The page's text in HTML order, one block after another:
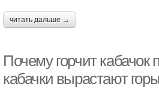
читать дальше →
Почему горчит
кабачки вырастают